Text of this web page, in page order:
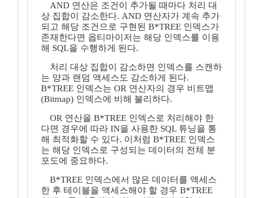
AND 연산은 조건이 추가될 때마다 처리 대
상 집합이 감소한다. AND 연산자가 계속 추가
되고 해당 조건으로 구현된 B*TREE 인덱스가
존재한다면 옵티마이저는 해당 인덱스를 이용
해 SQL을 수행하게 된다.
처리 대상 집합이 감소하면 인덱스를 스캔하
는 양과 랜덤 액세스도 감소하게 된다.
B*TREE 인덱스는 OR 연산자의 경우 비트맵
(Bitmap) 인덱스에 비해 불리하다.
OR 연산을 B*TREE 인덱스로 처리해야 한
다면 경우에 따라 IN을 사용한 SQL 튜닝을 통
해 최적화할 수 있다. 이처럼 B*TREE 인덱스
는 해당 인덱스로 구성되는 데이터의 전체 분
포도에 중요하다.
B*TREE 인덱스에서 많은 데이터를 액세스
한 후 테이블을 액세스해야 할 경우 B*TREE